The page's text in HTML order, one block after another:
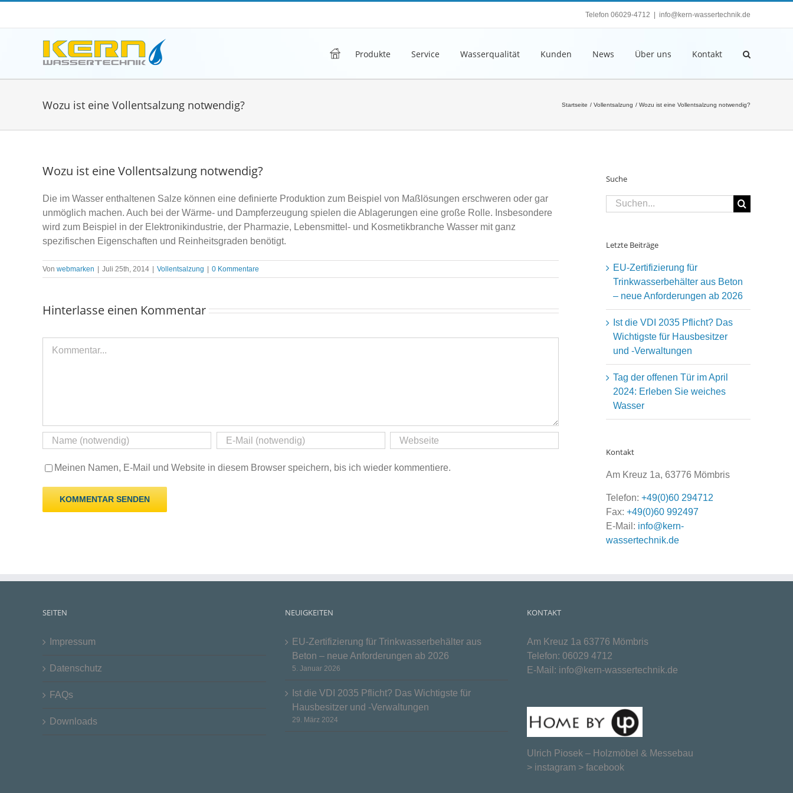
Telefon 06029-4712 info@kern-wassertechnik.de
h Produkte Service Wasserqualität Kunden News Über uns Kontakt
Wozu ist eine Vollentsalzung notwendig? Startseite Vollentsalzung Wozu ist eine Vollentsalzung notwendig?
Wozu ist eine Vollentsalzung notwendig?
Die im Wasser enthaltenen Salze können eine definierte Produktion zum Beispiel von Maßlösungen erschweren oder gar
unmöglich machen. Auch bei der Wärme- und Dampferzeugung spielen die Ablagerungen eine große Rolle. Insbesondere
wird zum Beispiel in der Elektronikindustrie, der Pharmazie, Lebensmittel- und Kosmetikbranche Wasser mit ganz
spezifischen Eigenschaften und Reinheitsgraden benötigt.
Von webmarken Juli 25th, 2014 Vollentsalzung 0 Kommentare
Hinterlasse einen Kommentar
Meinen Namen, E-Mail und Website in diesem Browser speichern, bis ich wieder kommentiere.
Suche
Suche
nach:
Letzte Beiträge
EU-Zertifizierung für
Trinkwasserbehälter aus Beton
– neue Anforderungen ab 2026
Ist die VDI 2035 Pflicht? Das
Wichtigste für Hausbesitzer
und -Verwaltungen
Tag der offenen Tür im April
2024: Erleben Sie weiches
Wasser
Kontakt
Am Kreuz 1a, 63776 Mömbris
Telefon:+49(0)60 294712
Fax:+49(0)60 992497
E-Mail: info@kern-
wassertechnik.de
SEITEN
Impressum
Datenschutz
FAQs
Downloads
NEUIGKEITEN
EU-Zertifizierung für Trinkwasserbehälter aus
Beton – neue Anforderungen ab 2026
5. Januar 2026
Ist die VDI 2035 Pflicht? Das Wichtigste für
Hausbesitzer und -Verwaltungen
29. März 2024
KONTAKT
Am Kreuz 1a 63776 Mömbris
Telefon:06029 4712
E-Mail: info@kern-wassertechnik.de
Ulrich Piosek – Holzmöbel & Messebau
> instagram >facebook